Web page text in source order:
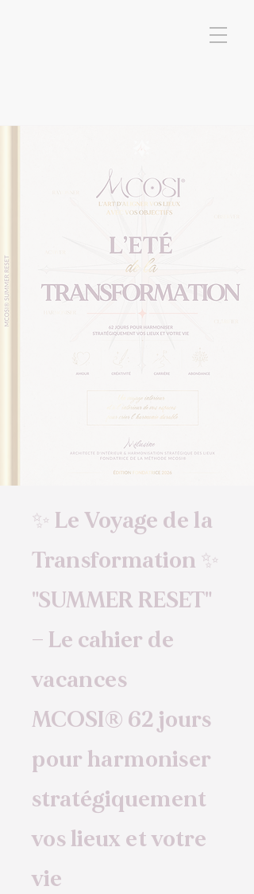
✨ Le Voyage de la
Transformation ✨
"SUMMER RESET"
— Le cahier de
vacances
MCOSI® 62 jours
pour harmoniser
stratégiquement
vos lieux et votre
vie